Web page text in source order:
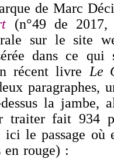
de Marc
(n°49 de
sur le site
dans ce qui
récent livre Le
paragraphes,
dessus la
traiter fait 934
le passage où
en rouge) :